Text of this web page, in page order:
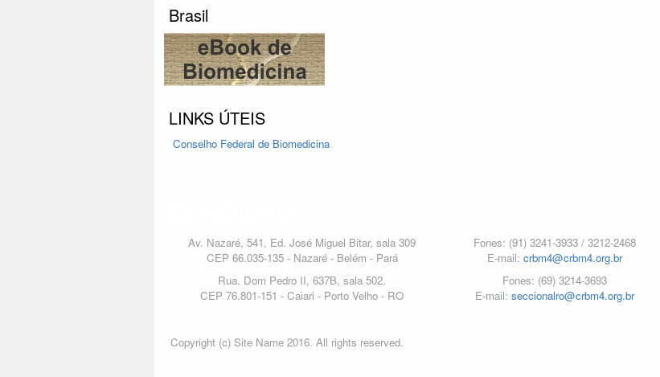
Brasil
LINKS ÚTEIS
Conselho Federal de Biomedicina
Av. Nazaré, 541, Ed. José Miguel Bitar, sala 309
CEP 66.035-135 - Nazaré - Belém - Pará
Fones: (91) 3241-3933 / 3212-2468
E-mail: crbm4@crbm4.org.br
Rua. Dom Pedro II, 637B, sala 502.
CEP 76.801-151 - Caiari - Porto Velho - RO
Fones: (69) 3214-3693
E-mail: seccionalro@crbm4.org.br
Copyright (c) Site Name 2016. All rights reserved.